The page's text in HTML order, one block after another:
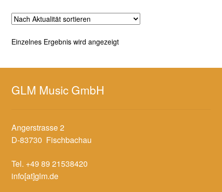
Einzelnes Ergebnis wird angezeigt
GLM Music GmbH
Angerstrasse 2
D-83730 Fischbachau
Tel. +49 89 21538420
info[at]glm.de